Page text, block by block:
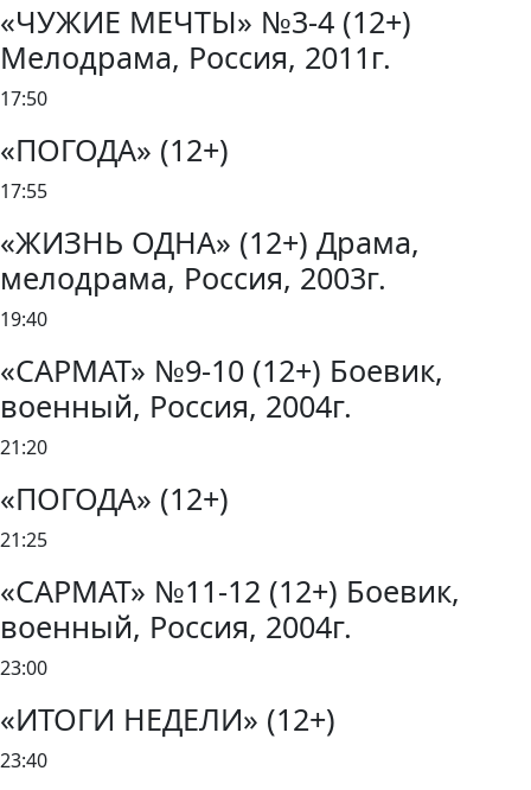
«ЧУЖИЕ МЕЧТЫ» №3-4 (12+)
Мелодрама, Россия, 2011г.
17:50
«ПОГОДА» (12+)
17:55
«ЖИЗНЬ ОДНА» (12+) Драма,
мелодрама, Россия, 2003г.
19:40
«САРМАТ» №9-10 (12+) Боевик,
военный, Россия, 2004г.
21:20
«ПОГОДА» (12+)
21:25
«САРМАТ» №11-12 (12+) Боевик,
военный, Россия, 2004г.
23:00
«ИТОГИ НЕДЕЛИ» (12+)
23:40